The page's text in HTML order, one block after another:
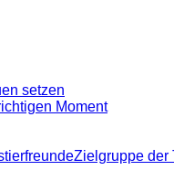
setzen
Moment
der